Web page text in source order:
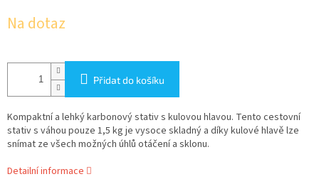
cena:
Na dotaz
Přidat do košíku
Kompaktní a lehký karbonový stativ s kulovou hlavou. Tento cestovní
stativ s váhou pouze 1,5 kg je vysoce skladný a díky kulové hlavě lze
snímat ze všech možných úhlů otáčení a sklonu.
Detailní informace